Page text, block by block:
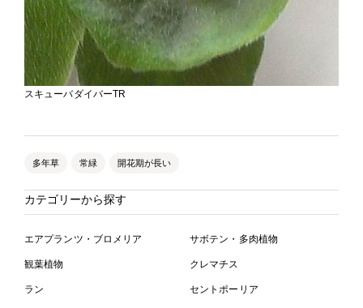
スキューバダイバーTR
多年草 常緑 開花期が長い
カテゴリーから探す
エアプランツ・ブロメリア サボテン・多肉植物
観葉植物 クレマチス
ラン セントポーリア